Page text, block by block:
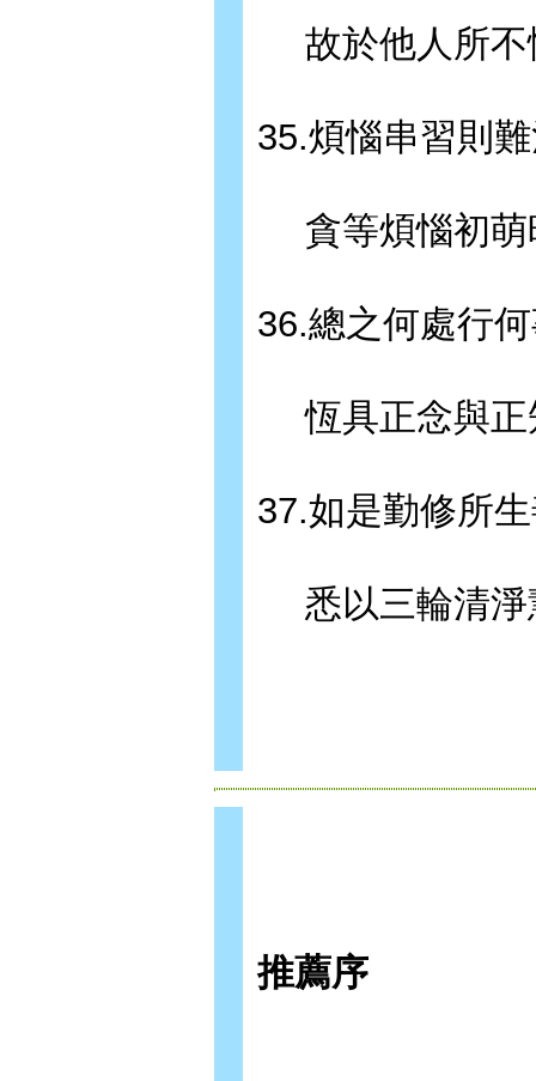
故於他人所
35.煩惱串習則
貪等煩惱初
36.總之何處行
恆具正念與
37.如是勤修所
悉以三輪清
推薦序